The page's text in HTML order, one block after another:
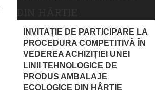
INVITAȚIE DE PARTICIPARE LA
PROCEDURA COMPETITIVĂ ÎN
VEDEREA ACHIZIȚIEI UNEI
LINII TEHNOLOGICE DE
PRODUS AMBALAJE
ECOLOGICE DIN HÂRTIE